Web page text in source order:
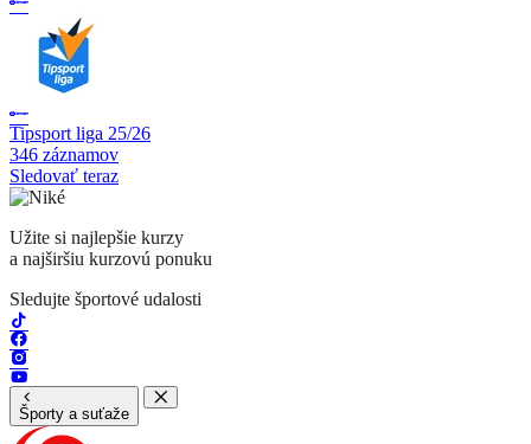
Tipsport liga 25/26
346 záznamov
Sledovať teraz
Užite si najlepšie kurzy
a najširšiu kurzovú ponuku
Sledujte športové udalosti
Športy a suťaže